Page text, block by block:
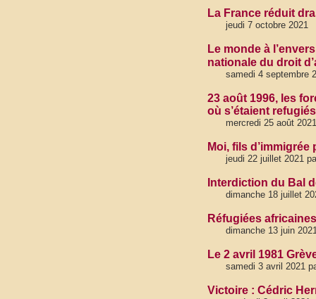
La France réduit
jeudi 7 octobre 2021
Le monde à
nationale du droit
samedi 4 septembre
23 août 1996, les
où s’étaient
mercredi 25 août 2021
Moi, fils
jeudi 22 juillet 2021
Interdiction du Bal
dimanche 18 juillet
Réfugiées
dimanche 13 juin
Le 2 avril 1981
samedi 3 avril 2021
Victoire : Cédric